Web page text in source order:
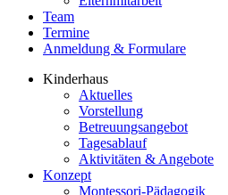
Team
Termine
Anmeldung & Formulare
Kinderhaus
Aktuelles
Vorstellung
Betreuungsangebot
Tagesablauf
Aktivitäten & Angebote
Konzept
Montessori-Pädagogik